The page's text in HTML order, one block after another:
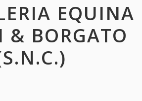
EQUINA
& BORGATO